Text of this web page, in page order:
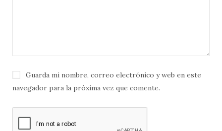
Guarda mi nombre, correo electrónico y web en este
navegador para la próxima vez que comente.